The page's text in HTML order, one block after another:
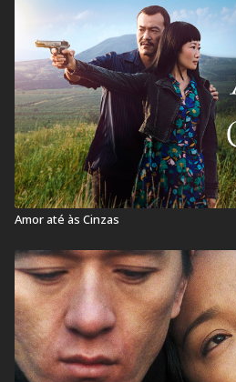
– Vencedor do prêmio de Melhor
Cannes.
Classificação Indicativa: 16 Anos
Contém: Violência, Conteúdo
Título Original:Tian zhu ding
Duração:129 min
Ano de lançamento:2013
País: China
Amor até às Cinzas